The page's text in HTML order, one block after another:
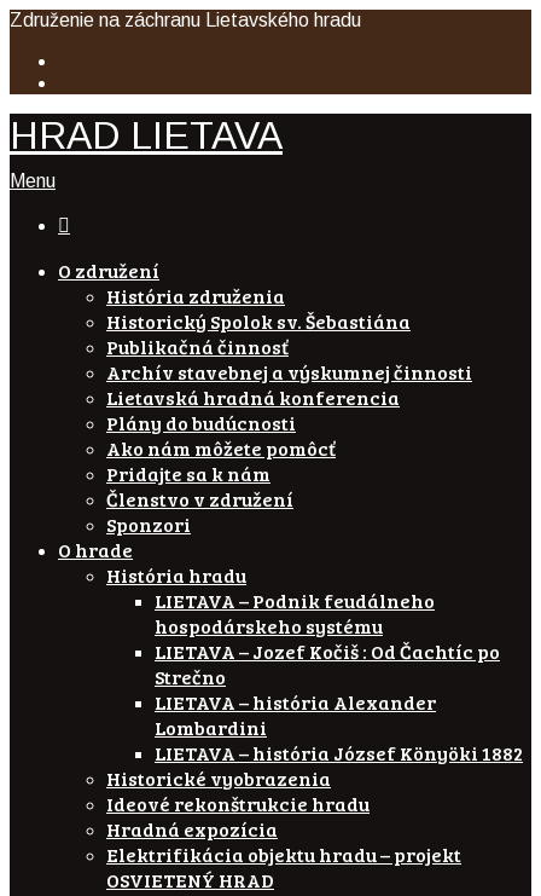
Združenie na záchranu Lietavského hradu
HRAD LIETAVA
Menu

O združení
História združenia
Historický Spolok sv. Šebastiána
Publikačná činnosť
Archív stavebnej a výskumnej činnosti
Lietavská hradná konferencia
Plány do budúcnosti
Ako nám môžete pomôcť
Pridajte sa k nám
Členstvo v združení
Sponzori
O hrade
História hradu
LIETAVA – Podnik feudálneho
hospodárskeho systému
LIETAVA – Jozef Kočiš : Od Čachtíc po
Strečno
LIETAVA – história Alexander
Lombardini
LIETAVA – história József Könyöki 1882
Historické vyobrazenia
Ideové rekonštrukcie hradu
Hradná expozícia
Elektrifikácia objektu hradu – projekt
OSVIETENÝ HRAD